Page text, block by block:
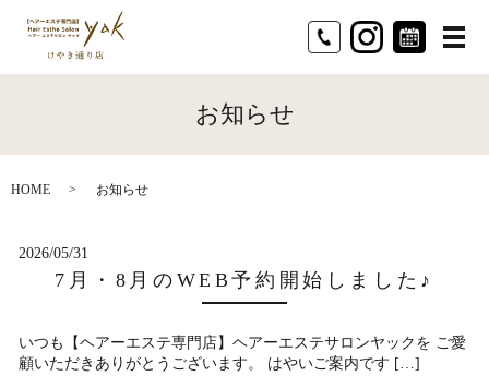
メ
お知らせ
HOME お知らせ
2026/05/31
7月・8月のWEB予約開始しました♪
いつも【ヘアーエステ専門店】ヘアーエステサロンヤックを ご愛
顧いただきありがとうございます。 はやいご案内です […]